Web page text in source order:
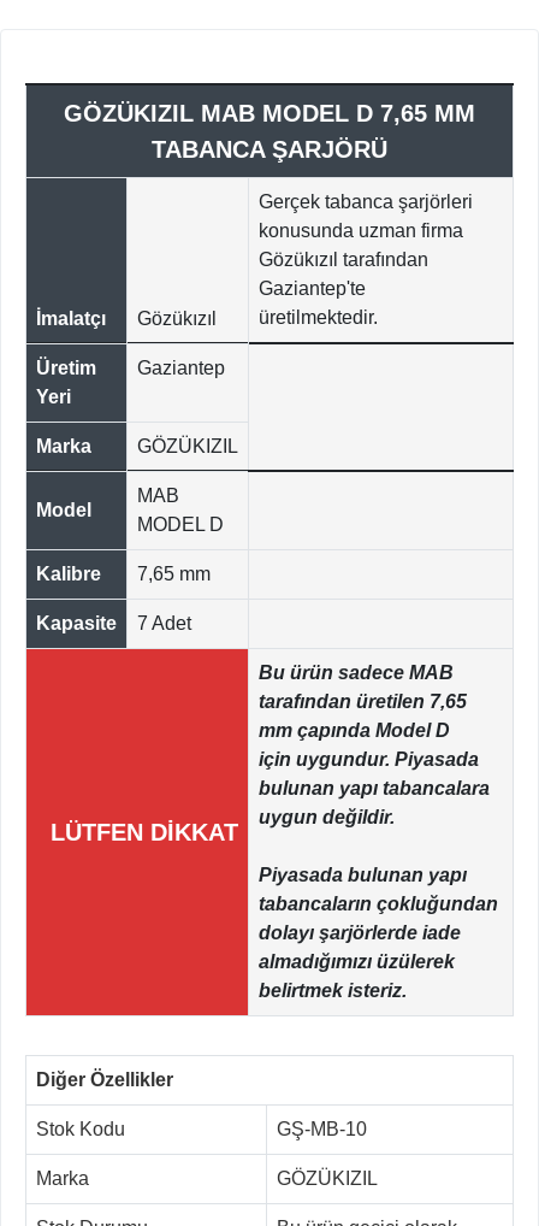
GÖZÜKIZIL MAB MODEL D 7,65 MM
TABANCA ŞARJÖRÜ
İmalatçı Gözükızıl
Gerçek tabanca şarjörleri
konusunda uzman firma
Gözükızıl tarafından
Gaziantep'te
üretilmektedir.
Üretim
Yeri
Gaziantep
Marka GÖZÜKIZIL
Model
MAB
MODEL D
Kalibre 7,65 mm
Kapasite 7 Adet
LÜTFEN DİKKAT
Bu ürün sadece MAB
tarafından üretilen 7,65
mm çapında Model D
için uygundur. Piyasada
bulunan yapı tabancalara
uygun değildir.
Piyasada bulunan yapı
tabancaların çokluğundan
dolayı şarjörlerde iade
almadığımızı üzülerek
belirtmek isteriz.
Diğer Özellikler
Stok Kodu GŞ-MB-10
Marka GÖZÜKIZIL